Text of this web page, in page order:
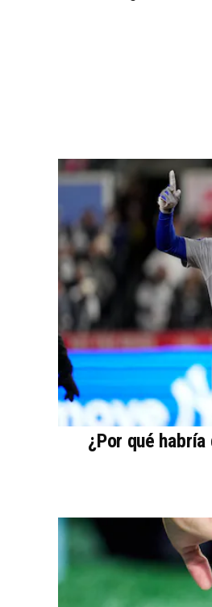
¿Por qué